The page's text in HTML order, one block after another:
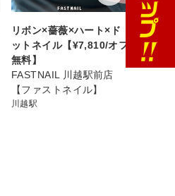
リボン×薔薇×ハート×ド
ットネイル【¥7,810/オフ
無料】
FASTNAIL 川越駅前店
【ファストネイル】
川越駅